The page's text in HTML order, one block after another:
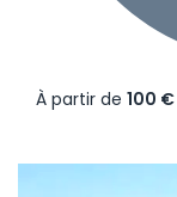
À partir de 100 €